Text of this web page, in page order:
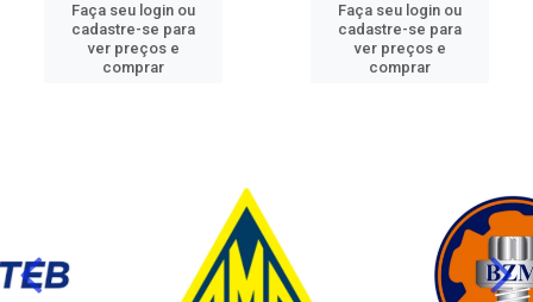
Faça seu login ou
cadastre-se para
ver preços e
comprar
Faça seu login ou
cadastre-se para
ver preços e
comprar